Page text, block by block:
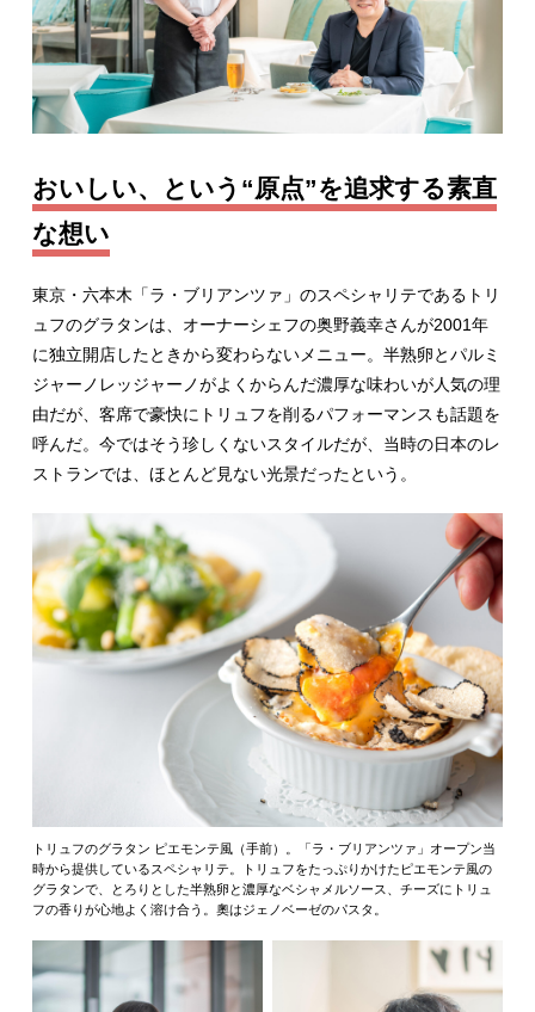
おいしい、という“原点”を追求する素直
な想い
東京・六本木「ラ・ブリアンツァ」のスペシャリテであるトリ
ュフのグラタンは、オーナーシェフの奥野義幸さんが2001年
に独立開店したときから変わらないメニュー。半熟卵とパルミ
ジャーノレッジャーノがよくからんだ濃厚な味わいが人気の理
由だが、客席で豪快にトリュフを削るパフォーマンスも話題を
呼んだ。今ではそう珍しくないスタイルだが、当時の日本のレ
ストランでは、ほとんど見ない光景だったという。
トリュフのグラタン ピエモンテ風（手前）。「ラ・ブリアンツァ」オープン当
時から提供しているスペシャリテ。トリュフをたっぷりかけたピエモンテ風の
グラタンで、とろりとした半熟卵と濃厚なベシャメルソース、チーズにトリュ
フの香りが心地よく溶け合う。奧はジェノベーゼのパスタ。